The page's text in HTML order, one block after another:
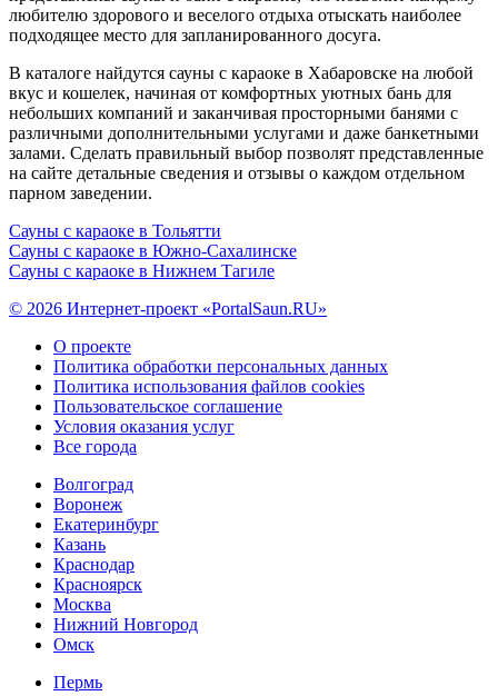
любителю здорового и веселого отдыха отыскать наиболее
подходящее место для запланированного досуга.
В каталоге найдутся сауны с караоке в Хабаровске на любой
вкус и кошелек, начиная от комфортных уютных бань для
небольших компаний и заканчивая просторными банями с
различными дополнительными услугами и даже банкетными
залами. Сделать правильный выбор позволят представленные
на сайте детальные сведения и отзывы о каждом отдельном
парном заведении.
Сауны с караоке в Тольятти
Сауны с караоке в Южно-Сахалинске
Сауны с караоке в Нижнем Тагиле
© 2026 Интернет-проект «PortalSaun.RU»
О проекте
Политика обработки персональных данных
Политика использования файлов cookies
Пользовательское соглашение
Условия оказания услуг
Все города
Волгоград
Воронеж
Екатеринбург
Казань
Краснодар
Красноярск
Москва
Нижний Новгород
Омск
Пермь